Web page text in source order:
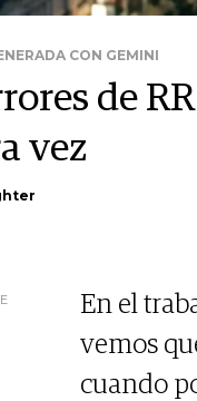
CON GEMINI
de
vez
En el
vemos
cuando